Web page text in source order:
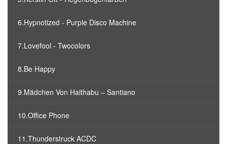
6.Hypnotized - Purple Disco Machine
7.Lovefool - Twocolors
8.Be Happy
9.Mädchen Von Haithabu – Santiano
10.Office Phone
11.Thunderstruck ACDC